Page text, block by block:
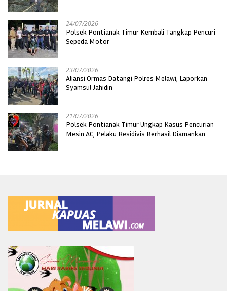
24/07/2026
Polsek Pontianak Timur Kembali Tangkap Pencuri
Sepeda Motor
23/07/2026
Aliansi Ormas Datangi Polres Melawi, Laporkan
Syamsul Jahidin
21/07/2026
Polsek Pontianak Timur Ungkap Kasus Pencurian
Mesin AC, Pelaku Residivis Berhasil Diamankan